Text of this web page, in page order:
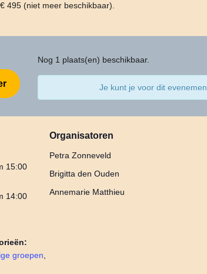
495 (niet meer beschikbaar).
Nog 1 plaats(en) beschikbaar.
Je kunt je voor dit
15:00
14:00
groepen
Organisatoren
Petra Zonneveld
Brigitta den Ouden
Annemarie Matthieu